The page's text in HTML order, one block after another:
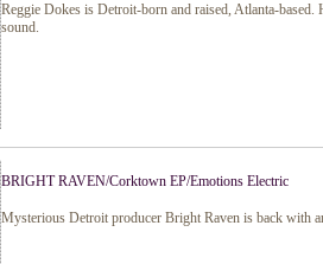
Reggie Dokes is Detroit-born and raised, Atlanta-
sound.
BRIGHT RAVEN/Corktown EP/Emotions Electric
Mysterious Detroit producer Bright Raven is back with